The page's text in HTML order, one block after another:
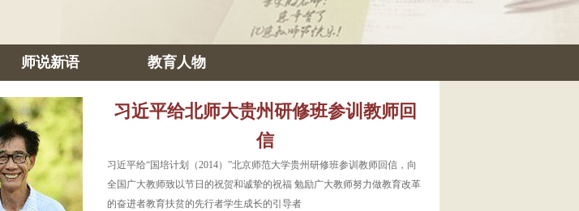
师说新语 教育人物
习近平给北师大贵州研修班参训教师回
信
习近平给“国培计划（2014）”北京师范大学贵州研修班参训教师回信，向
全国广大教师致以节日的祝贺和诚挚的祝福 勉励广大教师努力做教育改革
的奋进者教育扶贫的先行者学生成长的引导者